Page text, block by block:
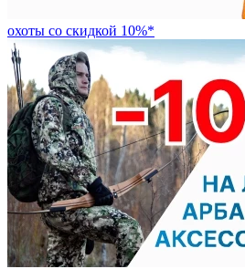
охоты со скидкой 10%*